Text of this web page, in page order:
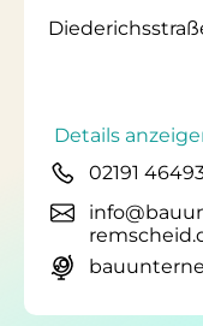
Details
02191